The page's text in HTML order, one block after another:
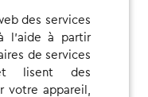
des services
l'aide à partir
de services
lisent des
votre appareil,